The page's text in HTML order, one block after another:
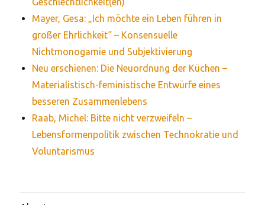
Mayer, Gesa: „Ich möchte ein Leben führen in
großer Ehrlichkeit“ – Konsensuelle
Nichtmonogamie und Subjektivierung
Neu erschienen: Die Neuordnung der Küchen –
Materialistisch-feministische Entwürfe eines
besseren Zusammenlebens
Raab, Michel: Bitte nicht verzweifeln –
Lebensformenpolitik zwischen Technokratie und
Voluntarismus